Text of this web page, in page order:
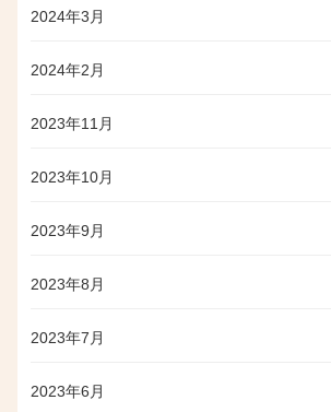
2024年3月
2024年2月
2023年11月
2023年10月
2023年9月
2023年8月
2023年7月
2023年6月